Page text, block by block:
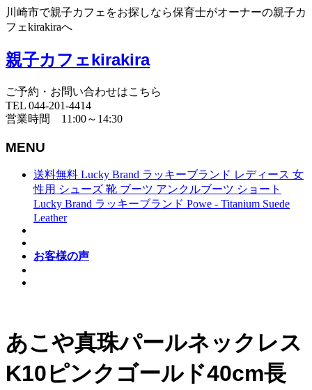
川崎市で親子カフェをお探しなら保育士がオーナーの親子カ
フェkirakiraへ
親子カフェkirakira
ご予約・お問い合わせはこちら
TEL 044-201-4414
営業時間 11:00～14:30
MENU
送料無料 Lucky Brand ラッキーブランド レディース 女
性用 シューズ 靴 ブーツ アンクルブーツ ショート
Lucky Brand ラッキーブランド Powe - Titanium Suede
Leather
お客様の声
あこや真珠パールネックレス
K10ピンクゴールド40cm長